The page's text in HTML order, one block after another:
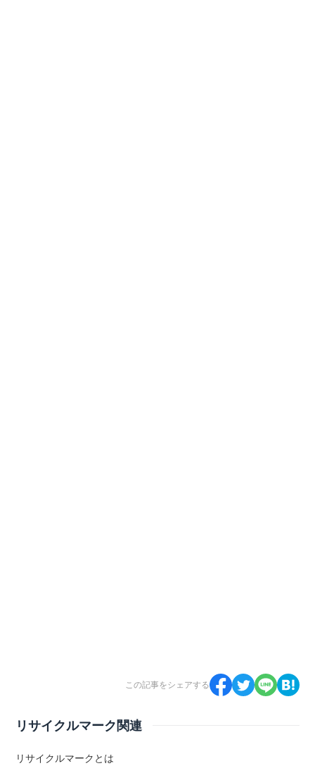
この記事をシェアする
リサイクルマーク関連
リサイクルマークとは